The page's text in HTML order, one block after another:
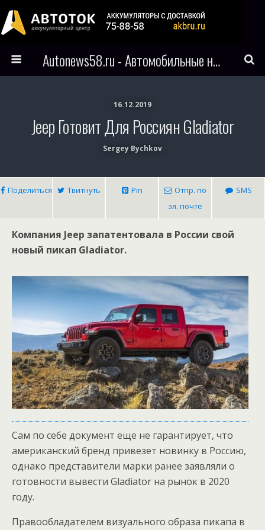
Autonews58.ru - Автомобильные новости Пензы и всего мира
16.12.2019
Jeep Готовит Для Россиян Gladiator
Sergey Bychkov
Поделиться Твитнуть Pin
Отпр. по
эл. почте
SMS
Компания Jeep запатентовала в России свой
новый пикап Gladiator.
Сам по себе документ еще не гарантирует, что
американский бренд привезет новинку в Россию,
однако представители марки ранее заявляли о
готовности вывести Gladiator на рынок в 2020
году.
Правообладателем визуального образа пикапа в